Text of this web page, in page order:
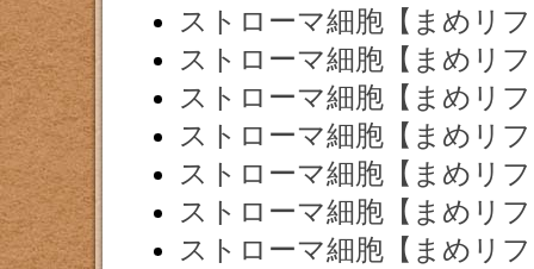
ストローマ細胞【まめリ
ストローマ細胞【まめリ
ストローマ細胞【まめリ
ストローマ細胞【まめリ
ストローマ細胞【まめリ
ストローマ細胞【まめリ
ストローマ細胞【まめリ